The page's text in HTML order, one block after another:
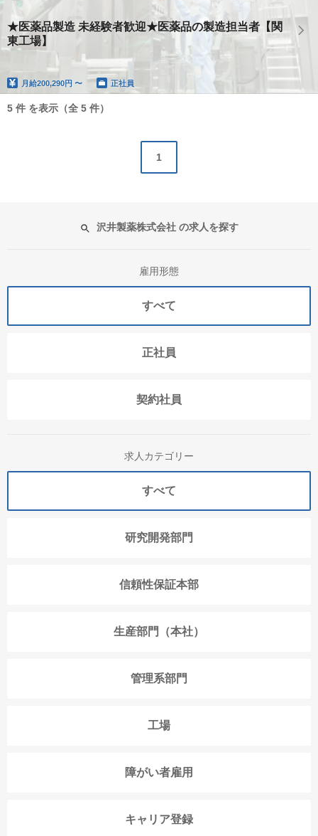
★医薬品製造 未経験者歓迎★医薬品の製造担当者【関
東工場】
月給200,290円 〜 正社員
5 件 を表示（全 5 件）
1
沢井製薬株式会社 の求人を探す
雇用形態
すべて
正社員
契約社員
求人カテゴリー
すべて
研究開発部門
信頼性保証本部
生産部門（本社）
管理系部門
工場
障がい者雇用
キャリア登録